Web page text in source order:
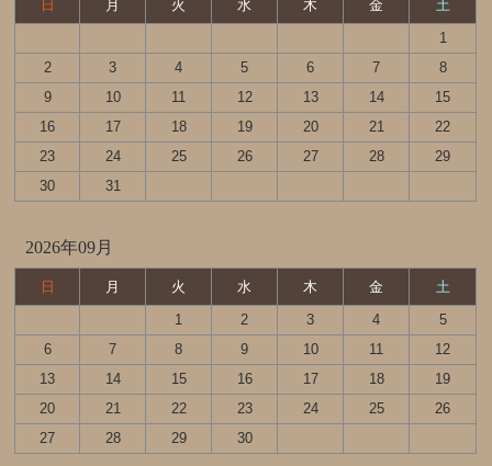
日 月 火 水 木 金
土
1
2
3 4 5 6 7
8
9
10 11 12 13 14
15
16
17 18 19 20 21
22
23
24 25 26 27 28
29
30
31
2026年09月
日 月 火 水 木 金
土
1
2 3 4
5
6
7 8 9 10 11
12
13
14 15 16 17 18
19
20
21 22 23 24 25
26
27
28 29 30